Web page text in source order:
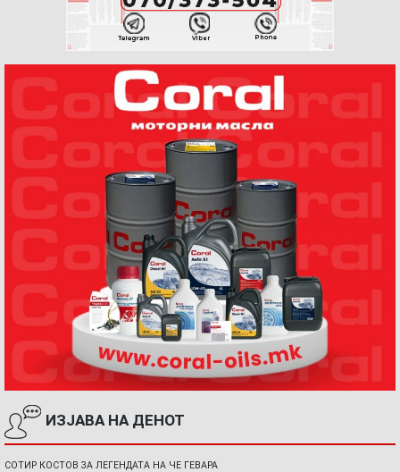
ИЗЈАВА НА ДЕНОТ
СОТИР КОСТОВ ЗА ЛЕГЕНДАТА НА ЧЕ ГЕВАРА